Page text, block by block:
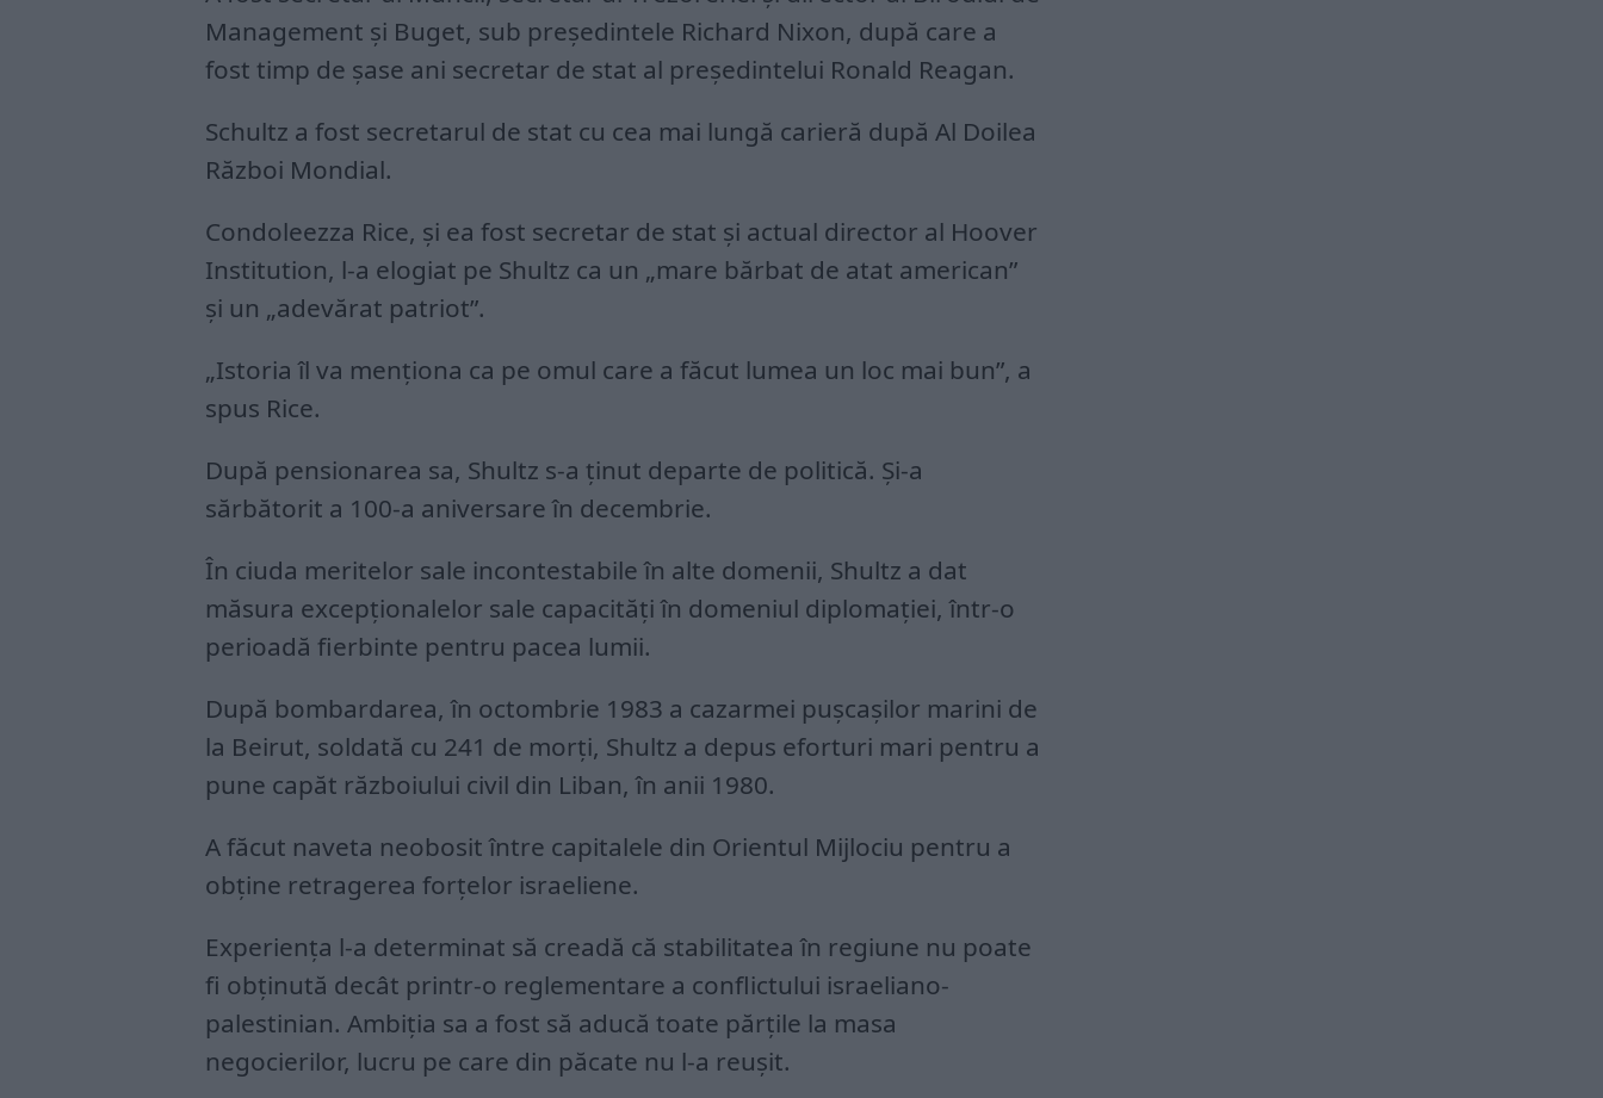
Management și Buget, sub președintele Richard Nixon, după care a
fost timp de șase ani secretar de stat al președintelui Ronald Reagan.
Schultz a fost secretarul de stat cu cea mai lungă carieră după Al Doilea
Război Mondial.
Condoleezza Rice, și ea fost secretar de stat și actual director al Hoover
Institution, l-a elogiat pe Shultz ca un „mare bărbat de atat american”
și un „adevărat patriot”.
„Istoria îl va menționa ca pe omul care a făcut lumea un loc mai bun”, a
spus Rice.
După pensionarea sa, Shultz s-a ținut departe de politică. Și-a
sărbătorit a 100-a aniversare în decembrie.
În ciuda meritelor sale incontestabile în alte domenii, Shultz a dat
măsura excepționalelor sale capacități în domeniul diplomației, într-o
perioadă fierbinte pentru pacea lumii.
După bombardarea, în octombrie 1983 a cazarmei pușcașilor marini de
la Beirut, soldată cu 241 de morți, Shultz a depus eforturi mari pentru a
pune capăt războiului civil din Liban, în anii 1980.
A făcut naveta neobosit între capitalele din Orientul Mijlociu pentru a
obține retragerea forțelor israeliene.
Experiența l-a determinat să creadă că stabilitatea în regiune nu poate
fi obținută decât printr-o reglementare a conflictului israeliano-
palestinian. Ambiția sa a fost să aducă toate părțile la masa
negocierilor, lucru pe care din păcate nu l-a reușit.